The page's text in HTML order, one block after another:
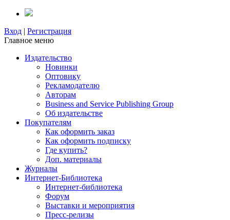
Вход | Регистрация
Главное меню
Издательство
Новинки
Оптовику
Рекламодателю
Авторам
Business and Service Publishing Group
Об издательстве
Покупателям
Как оформить заказ
Как оформить подписку
Где купить?
Доп. материалы
Журналы
Интернет-Библиотека
Интернет-библиотека
Форум
Выставки и мероприятия
Пресс-релизы